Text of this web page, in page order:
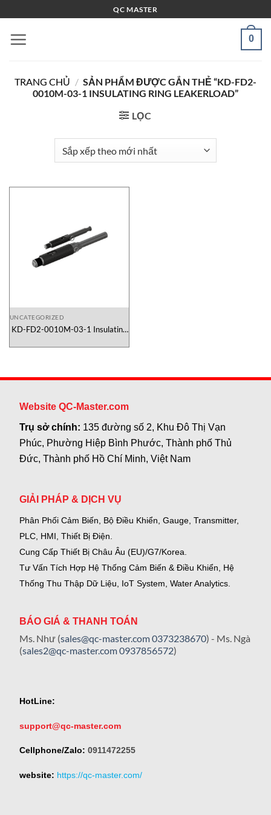
qua
nội
QC MASTER
0
TRANG CHỦ / SẢN PHẨM ĐƯỢC GẮN THẺ “KD-FD2-
0010M-03-1 INSULATING RING LEAKERLOAD”
LỌC
UNCATEGORIZED
KD-FD2-0010M-03-1 Insulating
Website QC-Master.com
Trụ sở chính: 135 đường số 2, Khu Đô Thị Vạn
Phúc, Phường Hiệp Bình Phước, Thành phố Thủ
Đức, Thành phố Hồ Chí Minh, Việt Nam
GIẢI PHÁP & DỊCH VỤ
Phân Phối Cảm Biến, Bộ Điều Khiển, Gauge, Transmitter,
PLC, HMI, Thiết Bị Điện.
Cung Cấp Thiết Bị Châu Âu (EU)/G7/Korea.
Tư Vấn Tích Hợp Hệ Thống Cảm Biến & Điều Khiển, Hệ
Thống Thu Thập Dữ Liệu, IoT System, Water Analytics.
BÁO GIÁ & THANH TOÁN
Ms. Như (sales@qc-master.com0373238670) - Ms. Ngà
(sales2@qc-master.com0937856572)
HotLine:
support@qc-master.com
Cellphone/Zalo: 0911472255
website: https://qc-master.com/